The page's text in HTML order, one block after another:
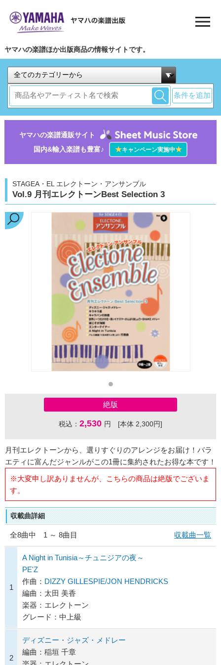
ヤマハの楽譜ほか出版商品の情報サイトです。
条件を追加
ヤマハの楽譜通販サイト
国内&輸入楽譜も豊富♪
★キャンペーン実施中★
STAGEA・EL エレクトーン・アンサンブル
Vol.9 月刊エレクトーンBest Selection 3
絶版
税込： 2,530 円 [本体 2,300円]
月刊エレクトーンから、選りすぐりのアレンジをお届け！バラ
エティに富んだジャンルがこの1冊に集約されたお得な本です！
※大変申し訳ありませんが、こちらの商品は絶版でございま
す。
収載曲詳細
全8曲中 1 ～ 8曲目 収載曲一覧
1
A Night in Tunisia～チュニジアの夜～
PE'Z
作曲： DIZZY GILLESPIE/JON HENDRICKS
編曲：太田 美香
楽器：エレクトーン
グレード：中上級
2
ディズニー・ジャズ・メドレー
編曲：稲垣 千章